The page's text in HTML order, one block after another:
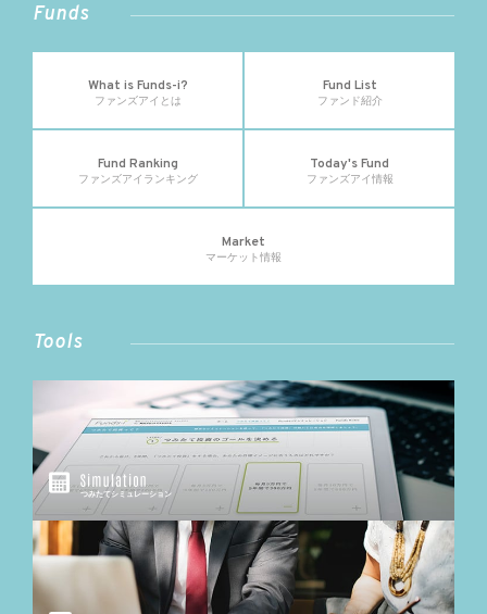
Funds
What is Funds-i?
ファンズアイとは
Fund List
ファンド紹介
Fund Ranking
ファンズアイランキング
Today's Fund
ファンズアイ情報
Market
マーケット情報
Tools
つみたてシミュレーション